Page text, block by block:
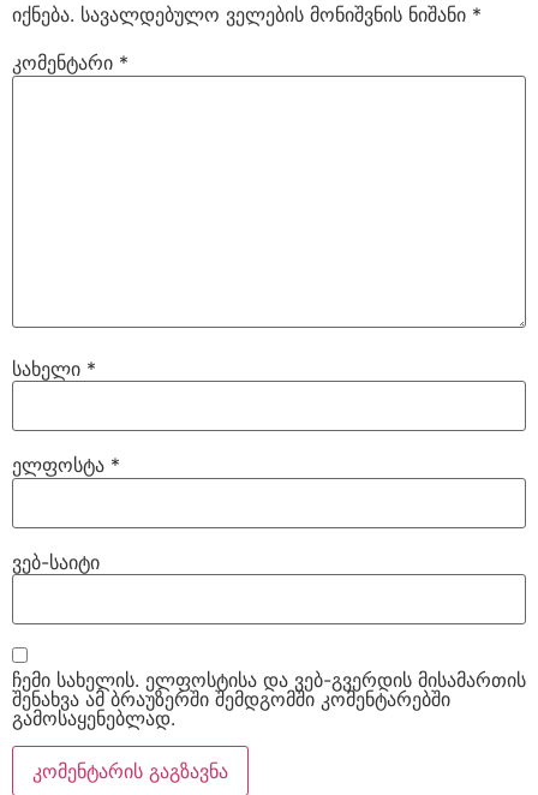
იქნება. სავალდებულო ველების მონიშვნის ნიშანი *
კომენტარი *
სახელი *
ელფოსტა *
ვებ-საიტი
ჩემი სახელის. ელფოსტისა და ვებ-გვერდის მისამართის
შენახვა ამ ბრაუზერში შემდგომში კომენტარებში
გამოსაყენებლად.